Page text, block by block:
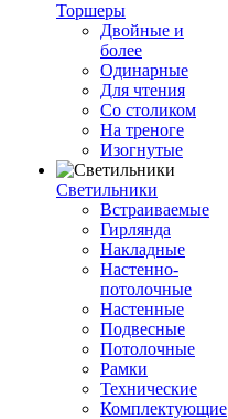
Торшеры
Двойные и
более
Одинарные
Для чтения
Со столиком
На треноге
Изогнутые
Светильники
Встраиваемые
Гирлянда
Накладные
Настенно-
потолочные
Настенные
Подвесные
Потолочные
Рамки
Технические
Комплектующие